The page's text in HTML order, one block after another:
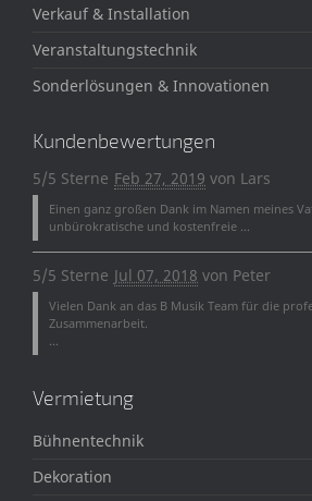
Verkauf & Installation
Veranstaltungstechnik
Sonderlösungen & Innovationen
Kundenbewertungen
5/5 Sterne Feb 27, 2019 von Lars
Einen ganz großen Dank im Namen meines
unbürokratische und kostenfreie ...
5/5 Sterne Jul 07, 2018 von Peter
Vielen Dank an das B Musik Team für die
Zusammenarbeit.
...
Vermietung
Bühnentechnik
Dekoration